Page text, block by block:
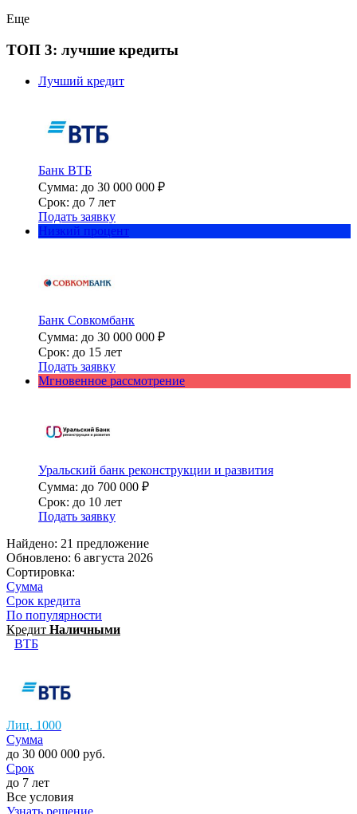
Еще
ТОП 3: лучшие кредиты
Лучший кредит
Банк ВТБ
Сумма: до 30 000 000 ₽
Срок: до 7 лет
Подать заявку
Низкий процент
Банк Совкомбанк
Сумма: до 30 000 000 ₽
Срок: до 15 лет
Подать заявку
Мгновенное рассмотрение
Уральский банк реконструкции и развития
Сумма: до 700 000 ₽
Срок: до 10 лет
Подать заявку
Найдено: 21 предложение
Обновлено: 6 августа 2026
Сортировка:
Сумма
Срок кредита
По популярности
Кредит Наличными
ВТБ
Лиц. 1000
Сумма
до 30 000 000 руб.
Срок
до 7 лет
Все условия
Узнать решение